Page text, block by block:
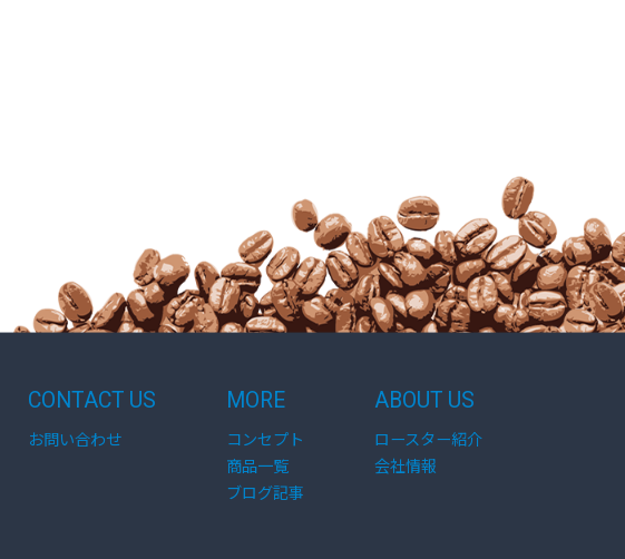
CONTACT US
お問い合わせ
MORE
コンセプト
商品一覧
ブログ記事
ABOUT US
ロースター紹介
会社情報